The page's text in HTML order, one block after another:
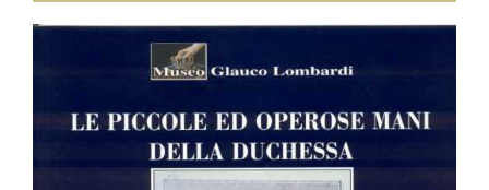
Attività
Collezione